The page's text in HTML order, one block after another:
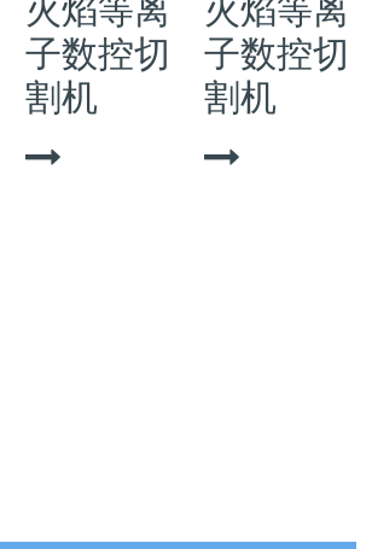
火焰等离
子数控切
割机
火焰等离
子数控切
割机